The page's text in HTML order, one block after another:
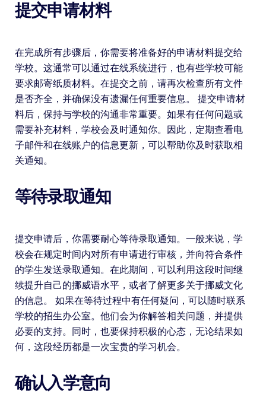
提交申请材料
在完成所有步骤后，你需要将准备好的申请材料提交给
学校。这通常可以通过在线系统进行，也有些学校可能
要求邮寄纸质材料。在提交之前，请再次检查所有文件
是否齐全，并确保没有遗漏任何重要信息。 提交申请材
料后，保持与学校的沟通非常重要。如果有任何问题或
需要补充材料，学校会及时通知你。因此，定期查看电
子邮件和在线账户的信息更新，可以帮助你及时获取相
关通知。
等待录取通知
提交申请后，你需要耐心等待录取通知。一般来说，学
校会在规定时间内对所有申请进行审核，并向符合条件
的学生发送录取通知。在此期间，可以利用这段时间继
续提升自己的挪威语水平，或者了解更多关于挪威文化
的信息。 如果在等待过程中有任何疑问，可以随时联系
学校的招生办公室。他们会为你解答相关问题，并提供
必要的支持。同时，也要保持积极的心态，无论结果如
何，这段经历都是一次宝贵的学习机会。
确认入学意向